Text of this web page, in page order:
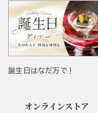
誕生日はなだ万で！
オンラインストア